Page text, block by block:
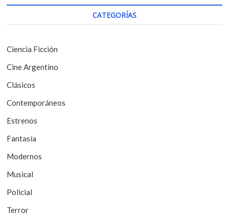
i
ó
n
e
e
n
t
r
a
d
a
s
s
:
CATEGORÍAS
Ciencia Ficción
Cine Argentino
Clásicos
Contemporáneos
Estrenos
Fantasía
Modernos
Musical
Policial
Terror